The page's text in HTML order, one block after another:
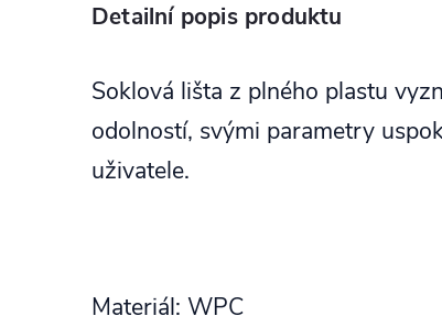
Detailní popis produktu
Soklová lišta z plného plastu
odolností, svými parametry
uživatele.
Materiál: WPC